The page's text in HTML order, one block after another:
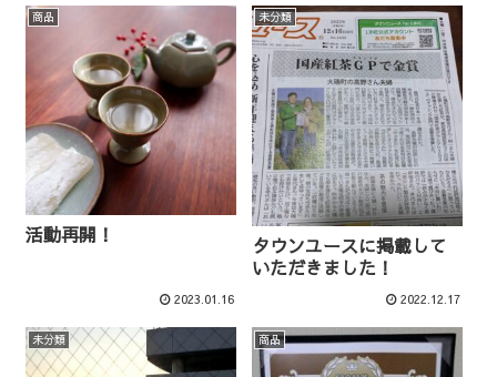
商品
活動再開！
2023.01.16
未分類
タウンユースに掲載して
いただきました！
2022.12.17
未分類 商品